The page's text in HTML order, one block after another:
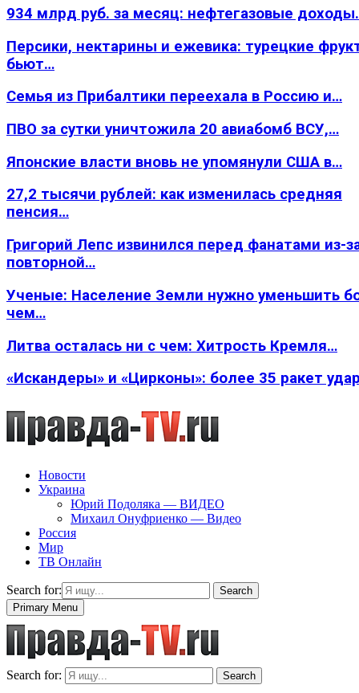
934 млрд руб. за месяц: нефтегазовые
Персики, нектарины и ежевика: турецкие
бьют…
Семья из Прибалтики переехала в Россию и…
ПВО за сутки уничтожила 20 авиабомб ВСУ,…
Японские власти вновь не упомянули США в…
27,2 тысячи рублей: как изменилась средняя
пенсия…
Григорий Лепс извинился перед фанатами из-
повторной…
Ученые: Население Земли нужно уменьшить
чем…
Литва осталась ни с чем: Хитрость Кремля…
«Искандеры» и «Цирконы»: более 35 ракет
Новости
Украина
Юрий Подоляка — ВИДЕО
Михаил Онуфриенко — Видео
Россия
Мир
ТВ Онлайн
Search for:
Search
Primary Menu
Search for: Search